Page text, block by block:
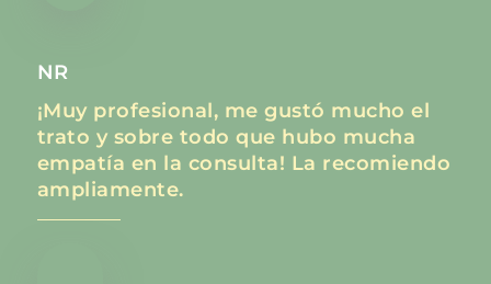
NR
¡Muy profesional, me gustó mucho el
trato y sobre todo que hubo mucha
empatía en la consulta! La recomiendo
ampliamente.